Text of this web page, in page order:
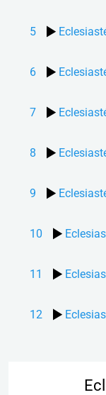
5
6
7
8
9
10
11
12